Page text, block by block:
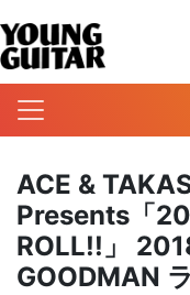
ACE &
Presents「
ROLL!!」
GOODMAN